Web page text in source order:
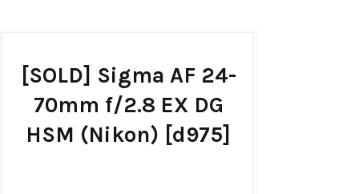
[SOLD] Sigma AF 24-
70mm f/2.8 EX DG
HSM (Nikon) [d975]